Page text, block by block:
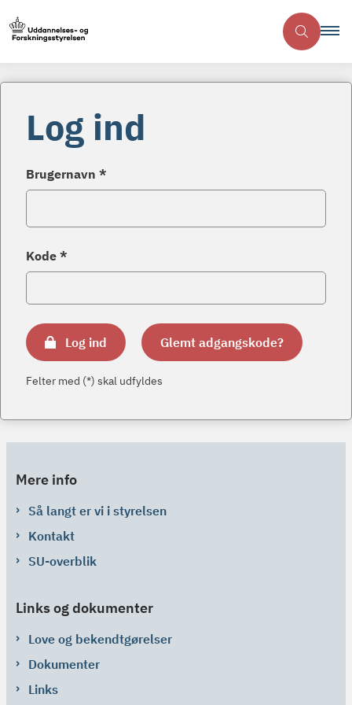
Log ind
Brugernavn *
Kode *
Log ind Glemt adgangskode?
Felter med (*) skal udfyldes
Mere info
Så langt er vi i styrelsen
Kontakt
SU-overblik
Links og dokumenter
Love og bekendtgørelser
Dokumenter
Links